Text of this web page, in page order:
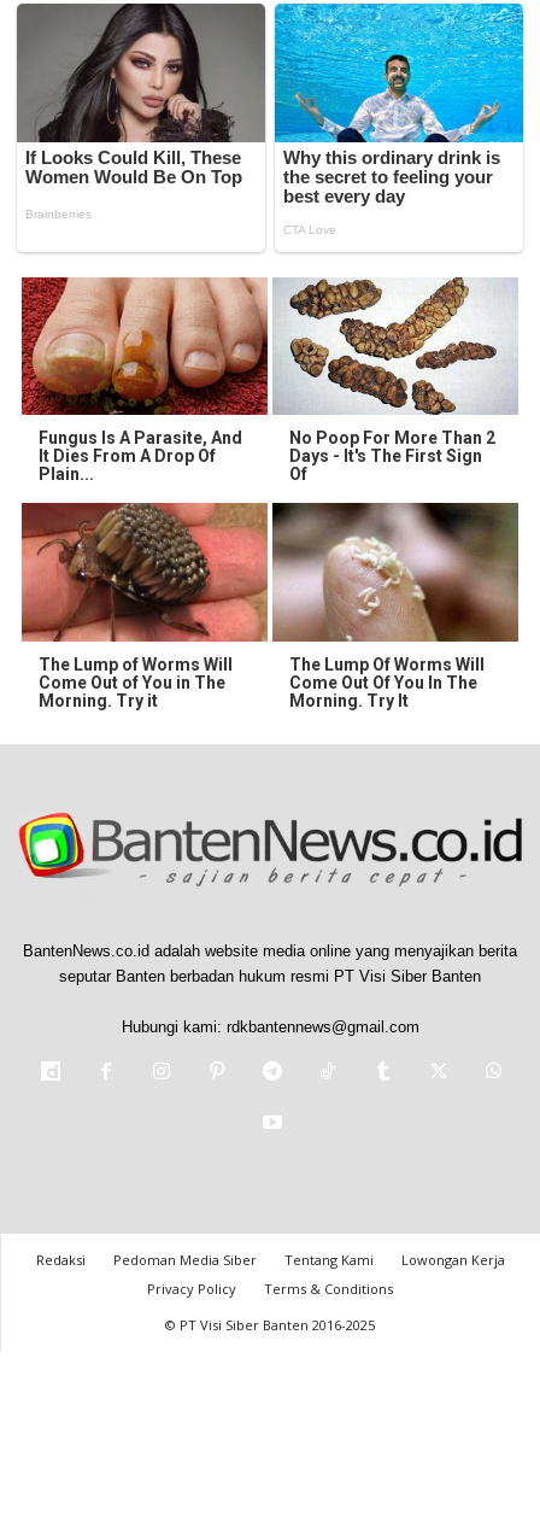
Fungus Is A Parasite, And
It Dies From A Drop Of
Plain...
No Poop For More Than 2
Days - It's The First Sign
Of
The Lump of Worms Will
Come Out of You in The
Morning. Try it
The Lump Of Worms Will
Come Out Of You In The
Morning. Try It
BantenNews.co.id adalah website media online yang menyajikan berita
seputar Banten berbadan hukum resmi PT Visi Siber Banten
Hubungi kami: rdkbantennews@gmail.com
Redaksi Pedoman Media Siber Tentang Kami
Lowongan Kerja
Privacy Policy
Terms & Conditions
© PT Visi Siber Banten 2016-2025